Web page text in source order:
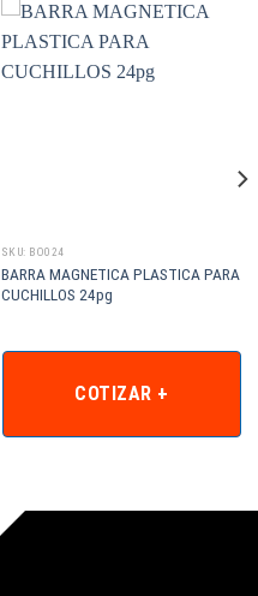
SKU: BO024
BARRA MAGNETICA PLASTICA PARA
CUCHILLOS 24pg
COTIZAR +